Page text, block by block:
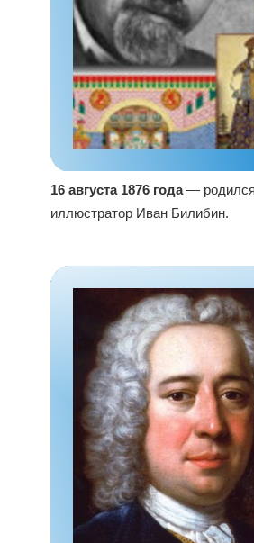
16 августа 1876 года— родился
иллюстратор Иван Билибин.